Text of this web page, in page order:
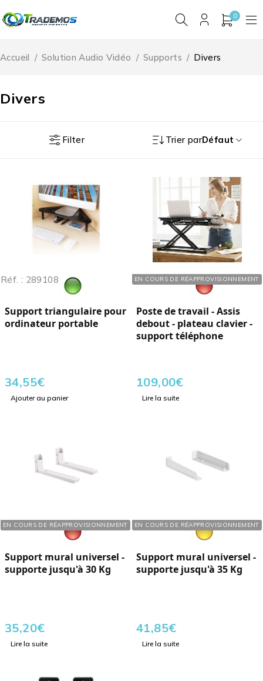
0
Divers
Accueil / Solution Audio Vidéo / Supports / Divers
Filter Trier parDéfaut
Réf. : 289108
Support triangulaire pour
ordinateur portable
34,55€
Ajouter au panier
EN COURS DE RÉAPPROVISIONNEMENT
Réf. : 289201
Poste de travail - Assis
debout - plateau clavier -
support téléphone
109,00€
Lire la suite
EN COURS DE RÉAPPROVISIONNEMENT
Réf. : 289001
Support mural universel -
supporte jusqu'à 30 Kg
35,20€
Lire la suite
EN COURS DE RÉAPPROVISIONNEMENT
Réf. : 289008
Support mural universel -
supporte jusqu'à 35 Kg
41,85€
Lire la suite